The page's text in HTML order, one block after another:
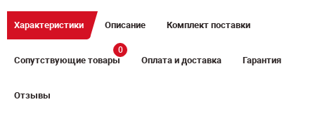
Характеристики Описание Комплект поставки
Сопутствующие товары
0
Оплата и доставка Гарантия
Отзывы